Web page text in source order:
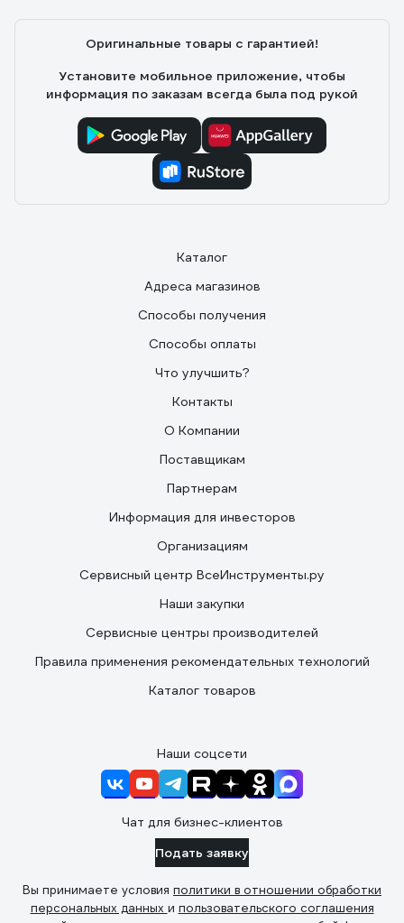
Оригинальные товары с гарантией!
Установите мобильное приложение, чтобы
информация по заказам всегда была под рукой
Каталог
Адреса магазинов
Способы получения
Способы оплаты
Что улучшить?
Контакты
О Компании
Поставщикам
Партнерам
Информация для инвесторов
Организациям
Сервисный центр ВсеИнструменты.ру
Наши закупки
Сервисные центры производителей
Правила применения рекомендательных технологий
Каталог товаров
Наши соцсети
Чат для бизнес-клиентов
Подать заявку
Вы принимаете условия политики в отношении обработки
персональных данных и пользовательского соглашения